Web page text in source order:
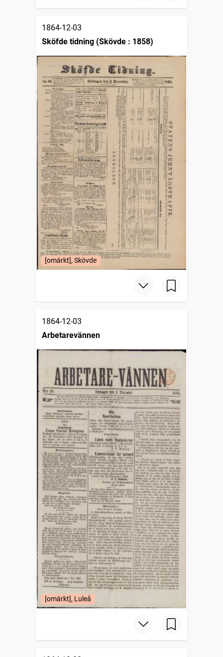
1864-12-03
Sköfde tidning (Skövde : 1858)
[omärkt], Skövde
1864-12-03
Arbetarevännen
[omärkt], Luleå